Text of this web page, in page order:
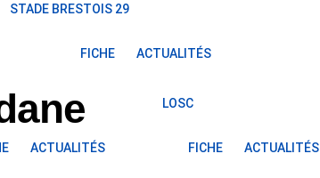
STADE BRESTOIS 29
FICHE ACTUALITÉS
ACTUALITÉS
LOSC
FICHE ACTUALITÉS